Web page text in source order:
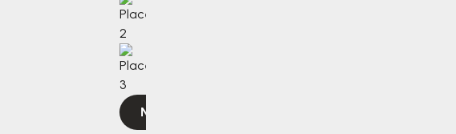
Navigovat